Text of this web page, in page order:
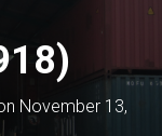
O
November 13,